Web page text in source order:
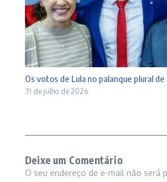
Os votos de Lula no palanque plural de
31 de julho de 2026
Deixe um Comentário
O seu endereço de e-mail não será